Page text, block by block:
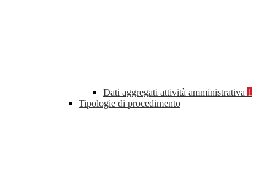
Dati aggregati attività amministrativa 1
Tipologie di procedimento